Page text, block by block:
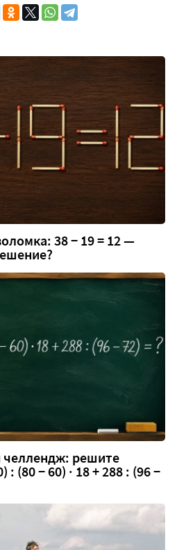
38 − 19 = 12 —
челлендж: решите
: (80 − 60) · 18 + 288 : (96 −